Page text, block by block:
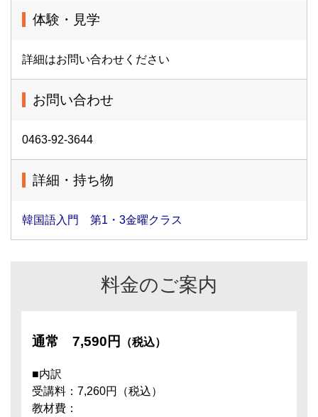
体験・見学
詳細はお問い合わせください
お問い合わせ
0463-92-3644
詳細・持ち物
韓国語入門 第1・3金曜クラス
料金のご案内
通常 7,590円 （税込）
■内訳
受講料：7,260円（税込）
教材費：